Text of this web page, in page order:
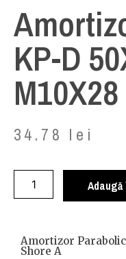
KP-D
34.78 lei
Amortizor Parabolic
Shore A